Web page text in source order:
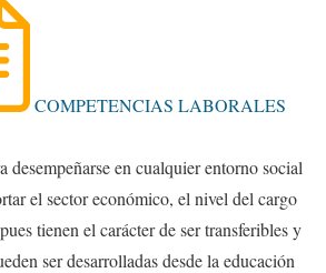
COMPETENCIAS LABORALES
desempeñarse en cualquier entorno social
el sector económico, el nivel del cargo
tienen el carácter de ser transferibles y
ser desarrolladas desde la educación